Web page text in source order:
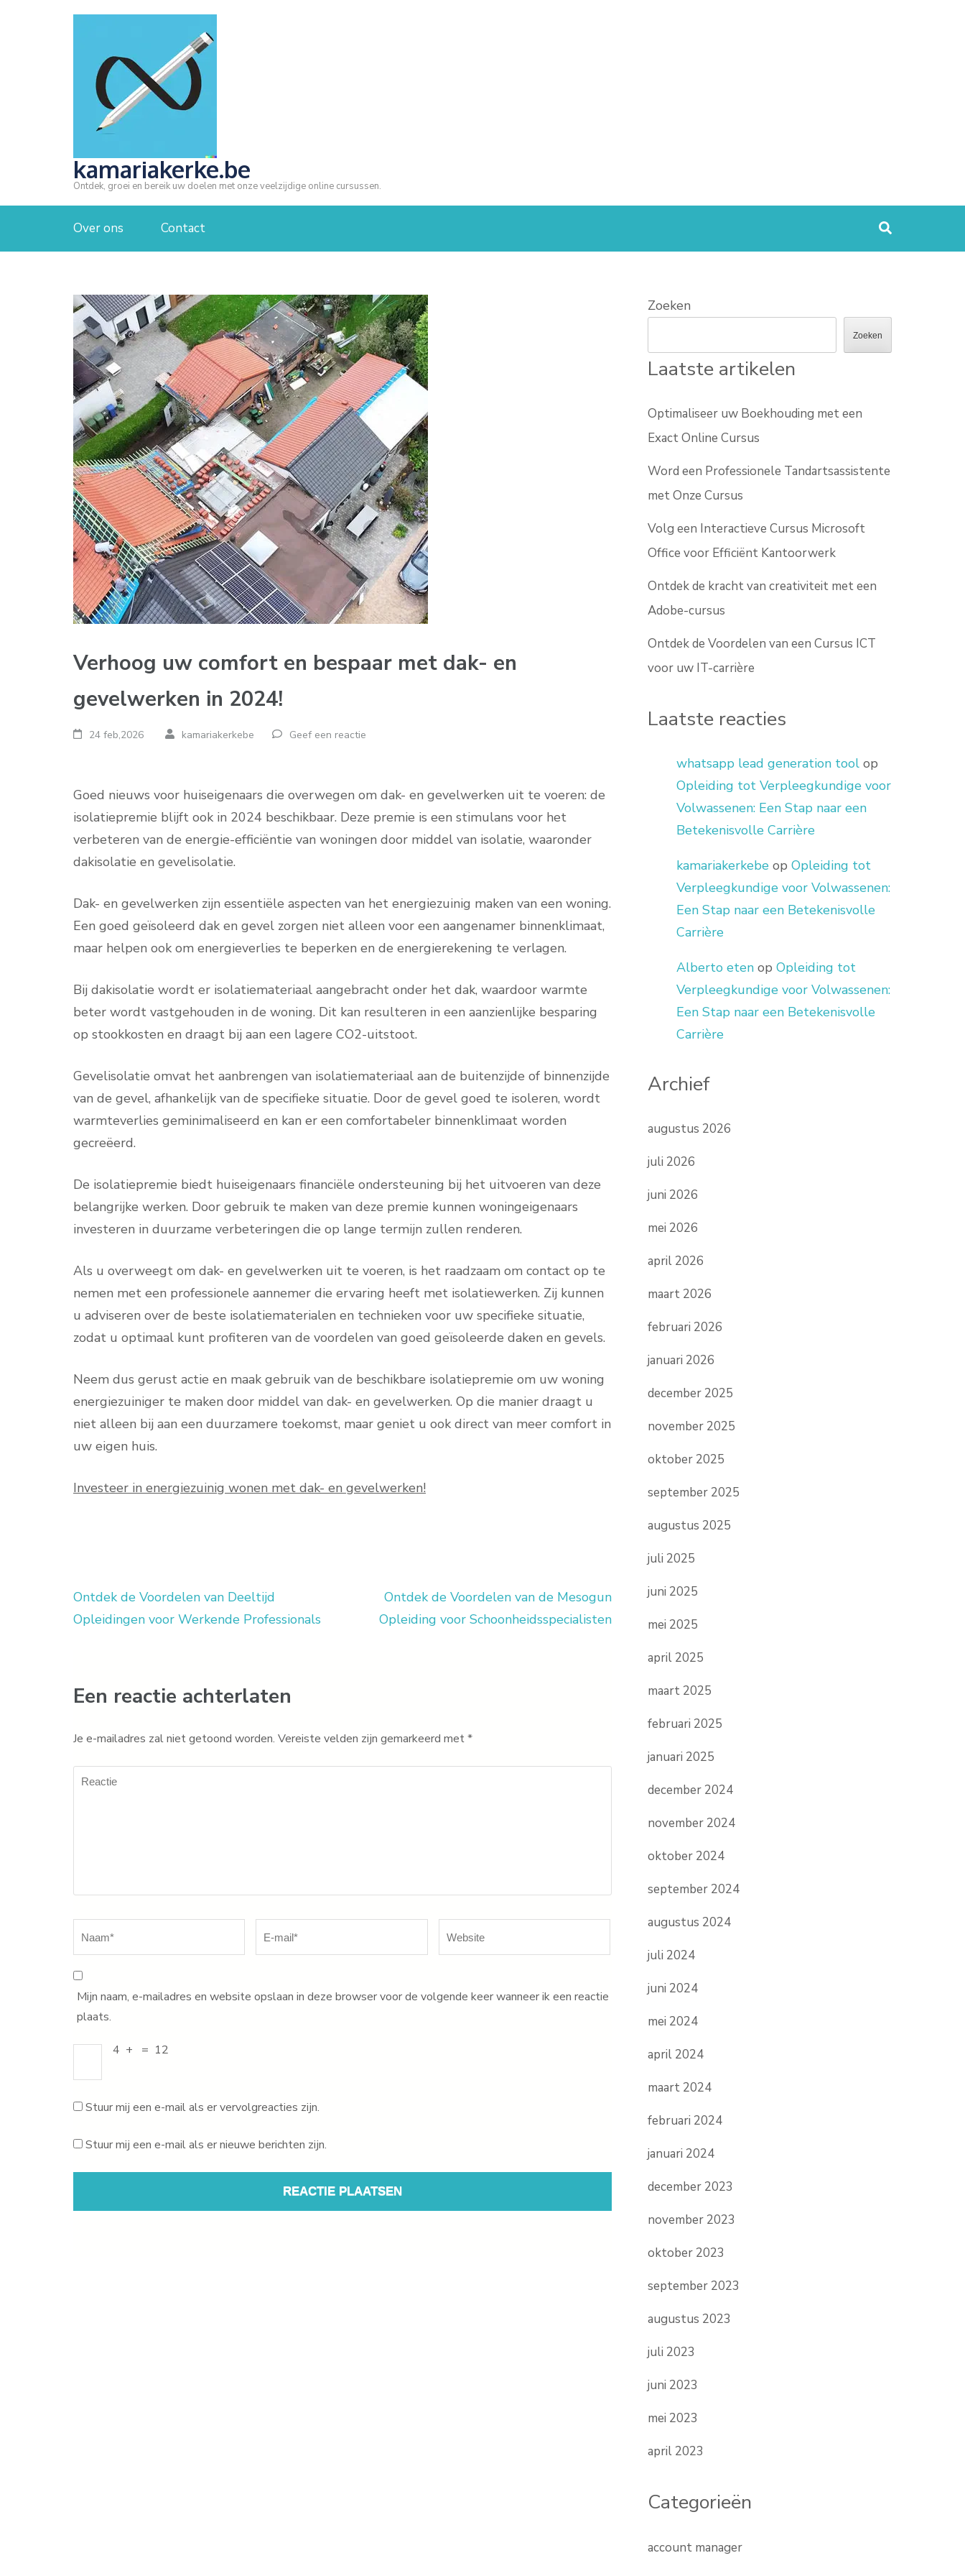
kamariakerke.be
Ontdek, groei en bereik uw doelen met onze veelzijdige online cursussen.
Over ons Contact
Verhoog uw comfort en bespaar met dak- en
gevelwerken in 2024!
24 feb,2026 kamariakerkebe Geef een reactie
Goed nieuws voor huiseigenaars die overwegen om dak- en gevelwerken uit te voeren: de
isolatiepremie blijft ook in 2024 beschikbaar. Deze premie is een stimulans voor het
verbeteren van de energie-efficiëntie van woningen door middel van isolatie, waaronder
dakisolatie en gevelisolatie.
Dak- en gevelwerken zijn essentiële aspecten van het energiezuinig maken van een woning.
Een goed geïsoleerd dak en gevel zorgen niet alleen voor een aangenamer binnenklimaat,
maar helpen ook om energieverlies te beperken en de energierekening te verlagen.
Bij dakisolatie wordt er isolatiemateriaal aangebracht onder het dak, waardoor warmte
beter wordt vastgehouden in de woning. Dit kan resulteren in een aanzienlijke besparing
op stookkosten en draagt bij aan een lagere CO2-uitstoot.
Gevelisolatie omvat het aanbrengen van isolatiemateriaal aan de buitenzijde of binnenzijde
van de gevel, afhankelijk van de specifieke situatie. Door de gevel goed te isoleren, wordt
warmteverlies geminimaliseerd en kan er een comfortabeler binnenklimaat worden
gecreëerd.
De isolatiepremie biedt huiseigenaars financiële ondersteuning bij het uitvoeren van deze
belangrijke werken. Door gebruik te maken van deze premie kunnen woningeigenaars
investeren in duurzame verbeteringen die op lange termijn zullen renderen.
Als u overweegt om dak- en gevelwerken uit te voeren, is het raadzaam om contact op te
nemen met een professionele aannemer die ervaring heeft met isolatiewerken. Zij kunnen
u adviseren over de beste isolatiematerialen en technieken voor uw specifieke situatie,
zodat u optimaal kunt profiteren van de voordelen van goed geïsoleerde daken en gevels.
Neem dus gerust actie en maak gebruik van de beschikbare isolatiepremie om uw woning
energiezuiniger te maken door middel van dak- en gevelwerken. Op die manier draagt u
niet alleen bij aan een duurzamere toekomst, maar geniet u ook direct van meer comfort in
uw eigen huis.
Investeer in energiezuinig wonen met dak- en gevelwerken!
Berichtnavigatie
Ontdek de Voordelen van Deeltijd
Opleidingen voor Werkende Professionals
Ontdek de Voordelen van de Mesogun
Opleiding voor Schoonheidsspecialisten
Een reactie achterlaten
Je e-mailadres zal niet getoond worden. Vereiste velden zijn gemarkeerd met*
Reactie
Mijn naam, e-mailadres en website opslaan in deze browser voor de volgende keer wanneer ik een reactie
plaats.
4 + = 12
Stuur mij een e-mail als er vervolgreacties zijn.
Stuur mij een e-mail als er nieuwe berichten zijn.
Zoeken
Zoeken
Laatste artikelen
Optimaliseer uw Boekhouding met een
Exact Online Cursus
Word een Professionele Tandartsassistente
met Onze Cursus
Volg een Interactieve Cursus Microsoft
Office voor Efficiënt Kantoorwerk
Ontdek de kracht van creativiteit met een
Adobe-cursus
Ontdek de Voordelen van een Cursus ICT
voor uw IT-carrière
Laatste reacties
whatsapp lead generation tool op
Opleiding tot Verpleegkundige voor
Volwassenen: Een Stap naar een
Betekenisvolle Carrière
kamariakerkebe opOpleiding tot
Verpleegkundige voor Volwassenen:
Een Stap naar een Betekenisvolle
Carrière
Alberto eten opOpleiding tot
Verpleegkundige voor Volwassenen:
Een Stap naar een Betekenisvolle
Carrière
Archief
augustus 2026
juli 2026
juni 2026
mei 2026
april 2026
maart 2026
februari 2026
januari 2026
december 2025
november 2025
oktober 2025
september 2025
augustus 2025
juli 2025
juni 2025
mei 2025
april 2025
maart 2025
februari 2025
januari 2025
december 2024
november 2024
oktober 2024
september 2024
augustus 2024
juli 2024
juni 2024
mei 2024
april 2024
maart 2024
februari 2024
januari 2024
december 2023
november 2023
oktober 2023
september 2023
augustus 2023
juli 2023
juni 2023
mei 2023
april 2023
Categorieën
account manager